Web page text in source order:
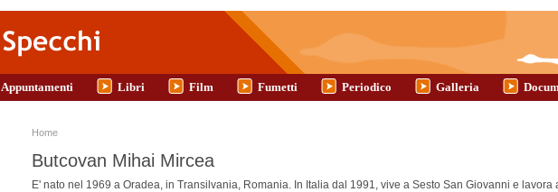
Appuntamenti Libri Film Fumetti Periodico Galleria
Tu sei qui
Home
Butcovan Mihai Mircea
E' nato nel 1969 a Oradea, in Transilvania, Romania. In Italia dal 1991, vive a Sesto San Giovanni e lavora